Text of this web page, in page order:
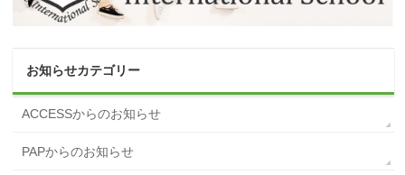
お知らせカテゴリー
ACCESSからのお知らせ
PAPからのお知らせ